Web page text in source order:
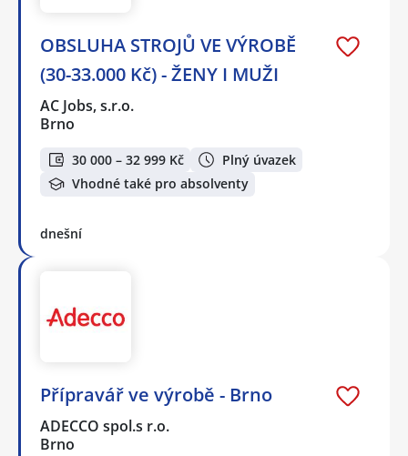
OBSLUHA STROJŮ VE VÝROBĚ
(30-33.000 Kč) - ŽENY I MUŽI
AC Jobs, s.r.o.
Brno
30 000 – 32 999 Kč
Plný úvazek
Vhodné také pro absolventy
dnešní
Přípravář ve výrobě - Brno
ADECCO spol.s r.o.
Brno